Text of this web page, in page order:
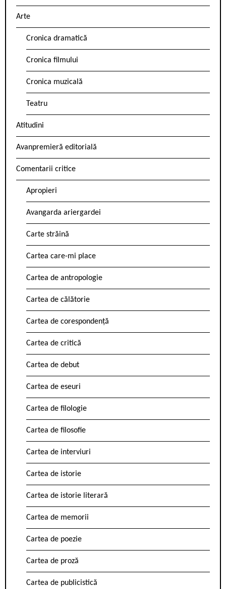
Arte
Cronica dramatică
Cronica filmului
Cronica muzicală
Teatru
Atitudini
Avanpremieră editorială
Comentarii critice
Apropieri
Avangarda ariergardei
Carte străină
Cartea care-mi place
Cartea de antropologie
Cartea de călătorie
Cartea de corespondență
Cartea de critică
Cartea de debut
Cartea de eseuri
Cartea de filologie
Cartea de filosofie
Cartea de interviuri
Cartea de istorie
Cartea de istorie literară
Cartea de memorii
Cartea de poezie
Cartea de proză
Cartea de publicistică